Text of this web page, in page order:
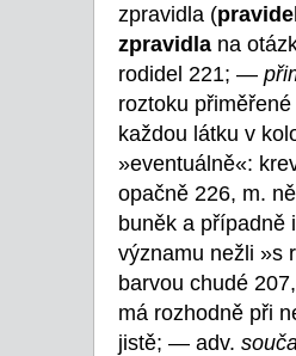
zpravidla (
zpravidla na
rodidel 221; —
roztoku
každou látku v
»eventuálně«:
opačně 226, m.
buněk a
významu nežli »s
barvou chudé
má rozhodně při
jistě; — adv.